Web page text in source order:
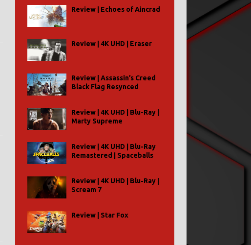
Review | Echoes of Aincrad
Review | 4K UHD | Eraser
Review | Assassin’s Creed
Black Flag Resynced
Review | 4K UHD | Blu-Ray |
Marty Supreme
Review | 4K UHD | Blu-Ray
Remastered | Spaceballs
Review | 4K UHD | Blu-Ray |
Scream 7
Review | Star Fox